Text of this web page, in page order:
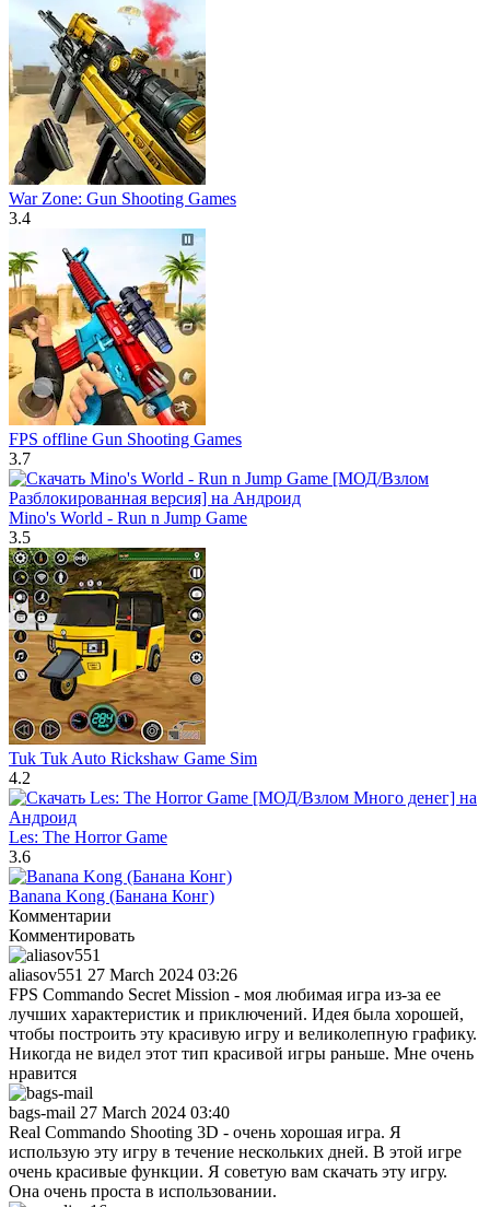
War Zone: Gun Shooting Games
3.4
FPS offline Gun Shooting Games
3.7
Mino's World - Run n Jump Game
3.5
Tuk Tuk Auto Rickshaw Game Sim
4.2
Les: The Horror Game
3.6
Banana Kong (Банана Конг)
Комментарии
Комментировать
aliasov551 27 March 2024 03:26
FPS Commando Secret Mission - моя любимая игра из-за ее
лучших характеристик и приключений. Идея была хорошей,
чтобы построить эту красивую игру и великолепную графику.
Никогда не видел этот тип красивой игры раньше. Мне очень
нравится
bags-mail 27 March 2024 03:40
Real Commando Shooting 3D - очень хорошая игра. Я
использую эту игру в течение нескольких дней. В этой игре
очень красивые функции. Я советую вам скачать эту игру.
Она очень проста в использовании.